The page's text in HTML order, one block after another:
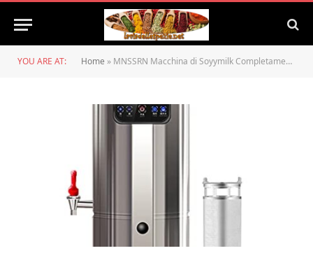
YOU ARE AT: Home » MNSSRN Macchina di Soyymilk Completamente Automatica, Rettifica Fagioli A Secco Senza Sforzo, Appuntamento 24H, Macinazione della Macchina di Soia A Grande capacità,22L